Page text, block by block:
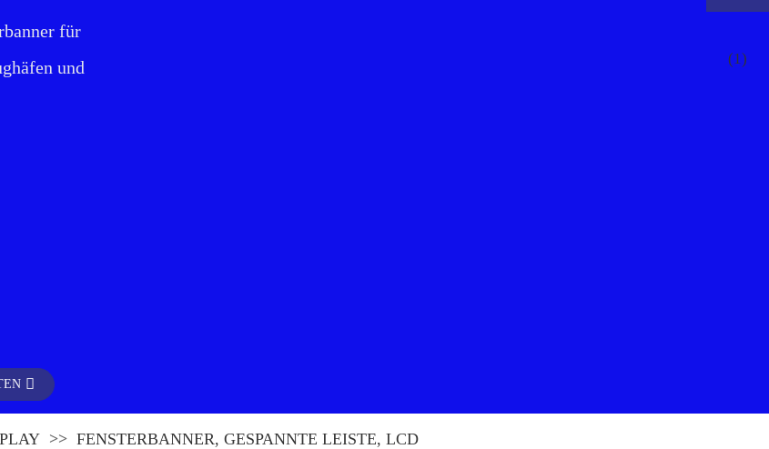
für
und
FENSTERBANNER, GESPANNTE LEISTE, LCD